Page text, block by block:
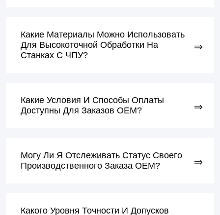
Какие Материалы Можно Использовать
Для Высокоточной Обработки На
Станках С ЧПУ?
Какие Условия И Способы Оплаты
Доступны Для Заказов OEM?
Могу Ли Я Отслеживать Статус Своего
Производственного Заказа OEM?
Какого Уровня Точности И Допусков